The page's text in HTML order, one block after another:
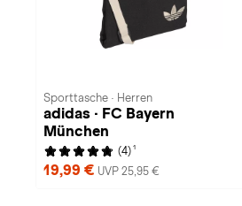
Sporttasche · Herren
adidas · FC Bayern
München
(4) 1
19,99 € UVP 25,95 €